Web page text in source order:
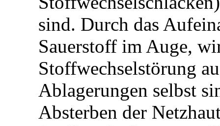
sind. Durch das
Sauerstoff im Auge,
Stoffwechselstörung
Ablagerungen selbst
Absterben der